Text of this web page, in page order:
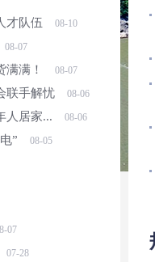
才队伍 08-10
08-07
满！ 08-07
联手解忧 08-06
人居家... 08-06
” 08-05
07
07-28